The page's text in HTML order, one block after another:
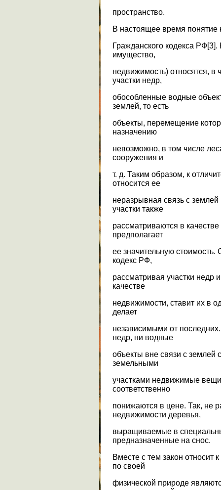
пространство.
В настоящее время понятие
Гражданского кодекса
имущество,
недвижимость) относятся, в
участки недр,
обособленные водные
землей, то есть
объекты, перемещение
назначению
невозможно, в том числе
сооружения и
т. д. Таким образом, к
относится ее
неразрывная связь с
участки также
рассматриваются в
предполагает
ее значительную стоимость.
кодекс РФ,
рассматривая участки недр
качестве
недвижимости, ставит их в
делает
независимыми от
недр, ни водные
объекты вне связи с землей
земельными
участками недвижимые
соответственно
понижаются в цене. Так, не
недвижимости деревья,
выращиваемые в
предназначенные на снос.
Вместе с тем закон относит
по своей
физической природе